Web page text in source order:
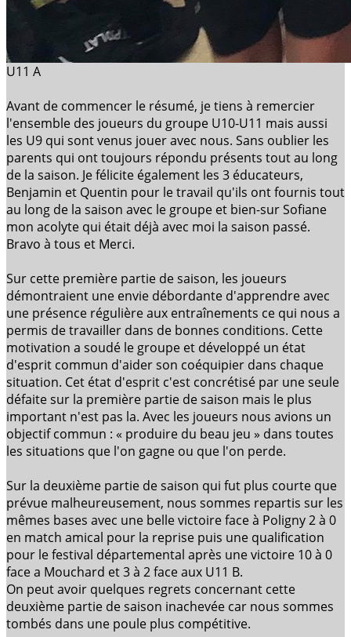
U11 A
Avant de commencer le résumé, je tiens à remercier
l'ensemble des joueurs du groupe U10-U11 mais aussi
les U9 qui sont venus jouer avec nous. Sans oublier les
parents qui ont toujours répondu présents tout au long
de la saison. Je félicite également les 3 éducateurs,
Benjamin et Quentin pour le travail qu'ils ont fournis tout
au long de la saison avec le groupe et bien-sur Sofiane
mon acolyte qui était déjà avec moi la saison passé.
Bravo à tous et Merci.
Sur cette première partie de saison, les joueurs
démontraient une envie débordante d'apprendre avec
une présence régulière aux entraînements ce qui nous a
permis de travailler dans de bonnes conditions. Cette
motivation a soudé le groupe et développé un état
d'esprit commun d'aider son coéquipier dans chaque
situation. Cet état d'esprit c'est concrétisé par une seule
défaite sur la première partie de saison mais le plus
important n'est pas la. Avec les joueurs nous avions un
objectif commun : « produire du beau jeu » dans toutes
les situations que l'on gagne ou que l'on perde.
Sur la deuxième partie de saison qui fut plus courte que
prévue malheureusement, nous sommes repartis sur les
mêmes bases avec une belle victoire face à Poligny 2 à 0
en match amical pour la reprise puis une qualification
pour le festival départemental après une victoire 10 à 0
face a Mouchard et 3 à 2 face aux U11 B.
On peut avoir quelques regrets concernant cette
deuxième partie de saison inachevée car nous sommes
tombés dans une poule plus compétitive.